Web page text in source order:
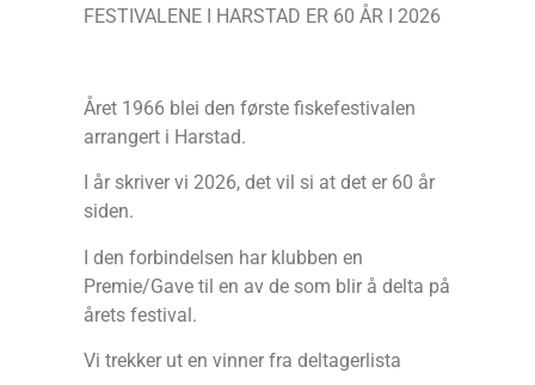
FESTIVALENE I HARSTAD ER 60 ÅR I 2026
Året 1966 blei den første fiskefestivalen
arrangert i Harstad.
I år skriver vi 2026, det vil si at det er 60 år
siden.
I den forbindelsen har klubben en
Premie/Gave til en av de som blir å delta på
årets festival.
Vi trekker ut en vinner fra deltagerlista